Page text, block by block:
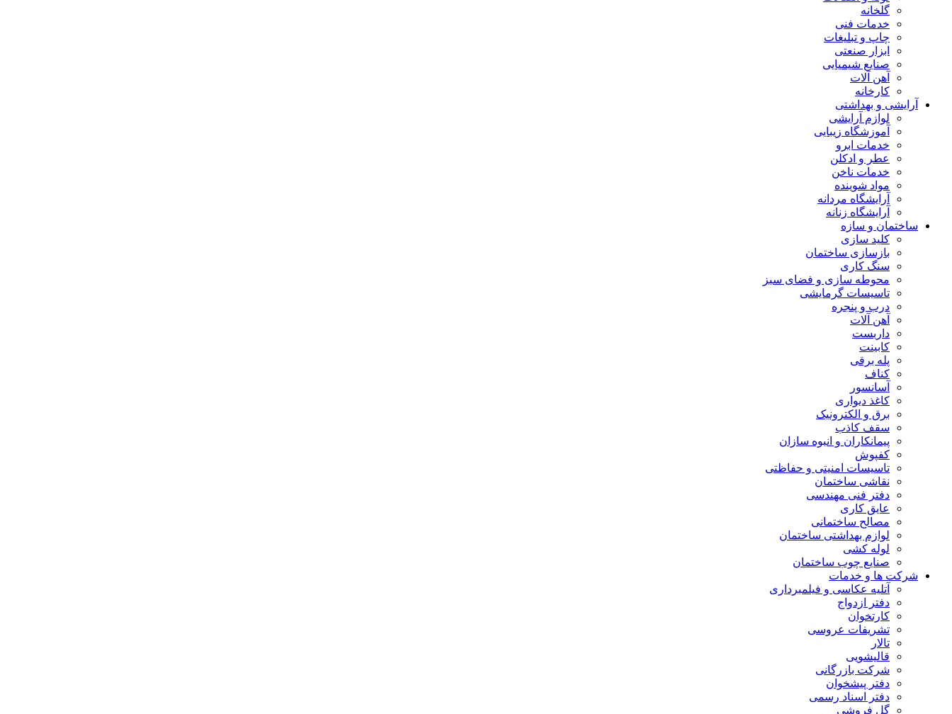
گلخانه
خدمات فنی
چاپ و تبلیغات
ابزار صنعتی
صنایع شیمیایی
آهن آلات
کارخانه
آرایشی و بهداشتی
لوازم آرایشی
آموزشگاه زیبایی
خدمات ابرو
عطر و ادکلن
خدمات ناخن
مواد شوینده
آرایشگاه مردانه
آرایشگاه زنانه
ساختمان و سازه
کلید سازی
بازسازی ساختمان
سنگ کاری
محوطه سازی و فضای سبز
تاسیسات گرمایشی
درب و پنجره
آهن آلات
داربست
کابینت
پله برقی
کناف
آسانسور
کاغذ دیواری
برق و الکترونیک
سقف کاذب
پیمانکاران و انبوه سازان
کفپوش
تاسیسات امنیتی و حفاظتی
نقاشی ساختمان
دفتر فنی مهندسی
عایق کاری
مصالح ساختمانی
لوازم بهداشتی ساختمان
لوله کشی
صنایع چوب ساختمان
شرکت ها و خدمات
آتلیه عکاسی و فیلمبرداری
دفتر ازدواج
کارتخوان
تشریفات عروسی
تالار
قالیشویی
شرکت بازرگانی
دفتر پیشخوان
دفتر اسناد رسمی
گل فروشی